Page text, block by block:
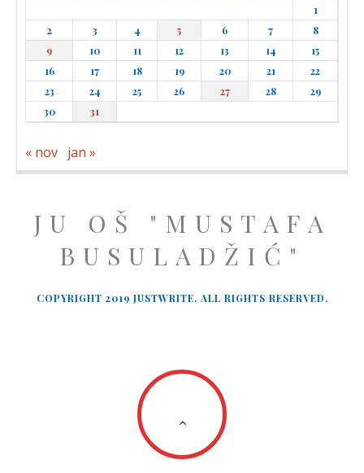
1
2
3 4 5 6 7
8
9
10 11 12 13 14
15
16
17 18 19 20 21
22
23
24 25 26 27 28
29
30
31
« nov jan »
JU OŠ "MUSTAFA
BUSULADŽIĆ"
COPYRIGHT 2019 JUSTWRITE. ALL RIGHTS RESERVED.